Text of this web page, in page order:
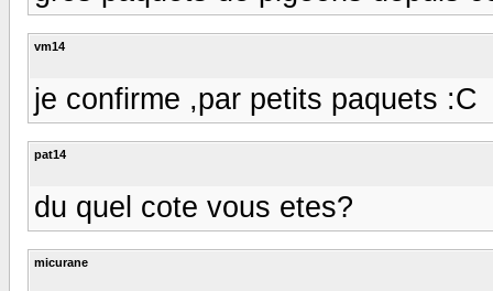
vm14
je confirme ,par petits paquets :C
pat14
du quel cote vous etes?
micurane